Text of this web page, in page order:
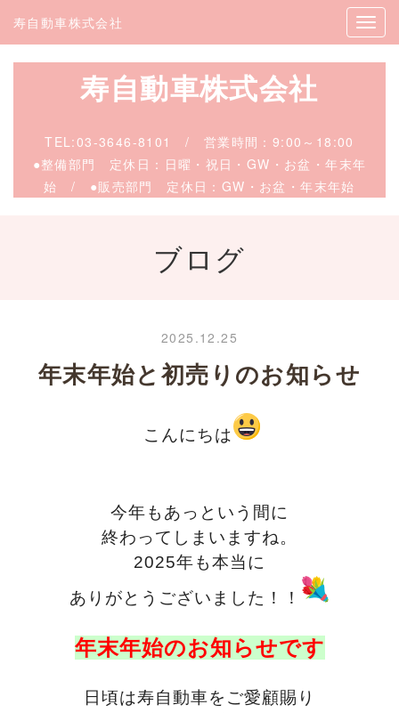
寿自動車株式会社
寿自動車株式会社
TEL:03-3646-8101 /
営業時間：9:00～18:00
●整備部門 定休日：日曜・祝日・GW・お盆・年末年
始 / ●販売部門 定休日：GW・お盆・年末年始
ブログ
2025.12.25
年末年始と初売りのお知らせ
こんにちは
今年もあっという間に
終わってしまいますね。
2025年も本当に
ありがとうございました！！
年末年始のお知らせです
日頃は寿自動車をご愛顧賜り